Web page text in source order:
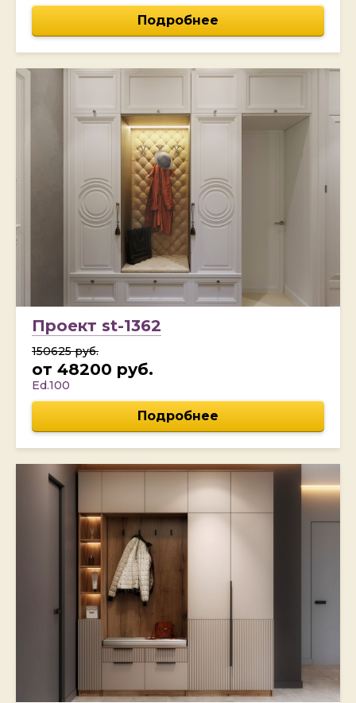
Подробнее
Проект st-1362
150625 руб.
от 48200 руб.
Ed.100
Подробнее